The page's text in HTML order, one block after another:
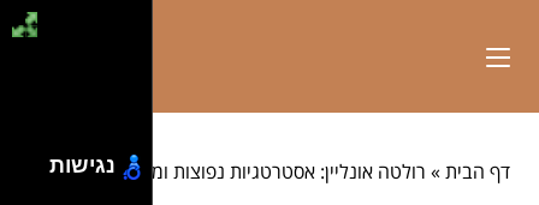
דף הבית» רולטה אונליין: אסטרטגיות נפוצות ומה באמת עובד
נגישות